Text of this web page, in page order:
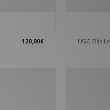
120,00€ UGG Ellis